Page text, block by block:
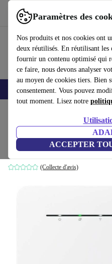
Paramètres des
Nos produits et nos cookies ont
deux réutilisés. En réutilisant les
fournir un contenu optimisé qui
ce faire, nous devons analyser
au moyen de cookies tiers. Bien
consentement. Vous pouvez
tout moment. Lisez notre
ACCEPTER
Utilisez refurbed rapidement et
Smartphones Laptops Tablettes
Huawei B535-333
Blanc
(Collecte d'avis)